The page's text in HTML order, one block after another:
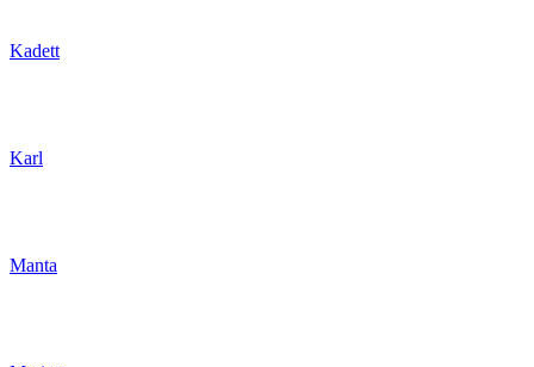
Kadett
Karl
Manta